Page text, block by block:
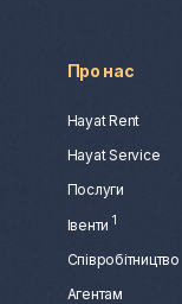
Про нас
Hayat Rent
Hayat Service
Послуги
Івенти 1
Співробітництво
Агентам